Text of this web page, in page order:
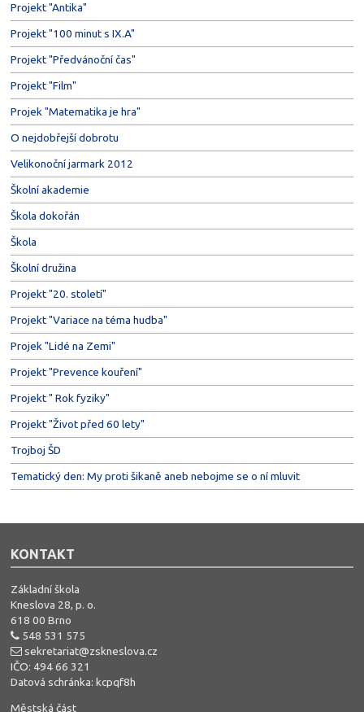
Projekt "Antika"
Projekt "100 minut s IX.A"
Projekt "Předvánoční čas"
Projekt "Film"
Projek "Matematika je hra"
O nejdobřejší dobrotu
Velikonoční jarmark 2012
Školní akademie
Škola dokořán
Škola
Školní družina
Projekt "20. století"
Projekt "Variace na téma hudba"
Projek "Lidé na Zemi"
Projekt "Prevence kouření"
Projekt " Rok fyziky"
Projekt "Život před 60 lety"
Trojboj ŠD
Tematický den: My proti šikaně aneb nebojme se o ní mluvit
KONTAKT
Základní škola
Kneslova 28, p. o.
618 00 Brno
548 531 575
sekretariat@zskneslova.cz
IČO: 494 66 321
Datová schránka: kcpqf8h
Městská část